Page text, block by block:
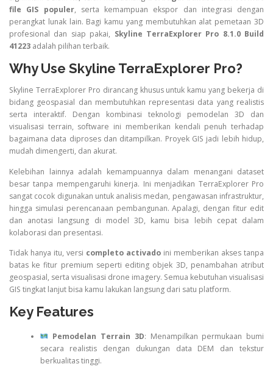
file GIS populer, serta kemampuan ekspor dan integrasi dengan
perangkat lunak lain. Bagi kamu yang membutuhkan alat pemetaan 3D
profesional dan siap pakai, Skyline TerraExplorer Pro 8.1.0 Build
41223 adalah pilihan terbaik.
Why Use Skyline TerraExplorer Pro?
Skyline TerraExplorer Pro dirancang khusus untuk kamu yang bekerja di
bidang geospasial dan membutuhkan representasi data yang realistis
serta interaktif. Dengan kombinasi teknologi pemodelan 3D dan
visualisasi terrain, software ini memberikan kendali penuh terhadap
bagaimana data diproses dan ditampilkan. Proyek GIS jadi lebih hidup,
mudah dimengerti, dan akurat.
Kelebihan lainnya adalah kemampuannya dalam menangani dataset
besar tanpa mempengaruhi kinerja. Ini menjadikan TerraExplorer Pro
sangat cocok digunakan untuk analisis medan, pengawasan infrastruktur,
hingga simulasi perencanaan pembangunan. Apalagi, dengan fitur edit
dan anotasi langsung di model 3D, kamu bisa lebih cepat dalam
kolaborasi dan presentasi.
Tidak hanya itu, versi completo activado ini memberikan akses tanpa
batas ke fitur premium seperti editing objek 3D, penambahan atribut
geospasial, serta visualisasi drone imagery. Semua kebutuhan visualisasi
GIS tingkat lanjut bisa kamu lakukan langsung dari satu platform.
Key Features
Pemodelan Terrain 3D: Menampilkan permukaan bumi
secara realistis dengan dukungan data DEM dan tekstur
berkualitas tinggi.